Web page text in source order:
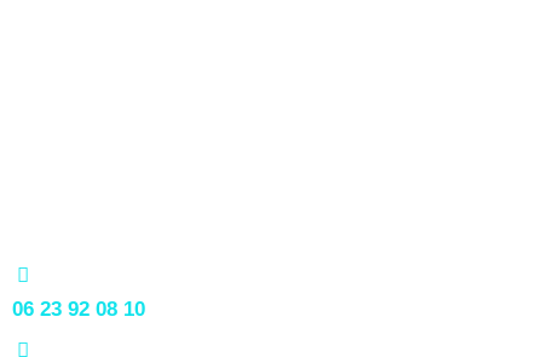
06 23 92 08 10